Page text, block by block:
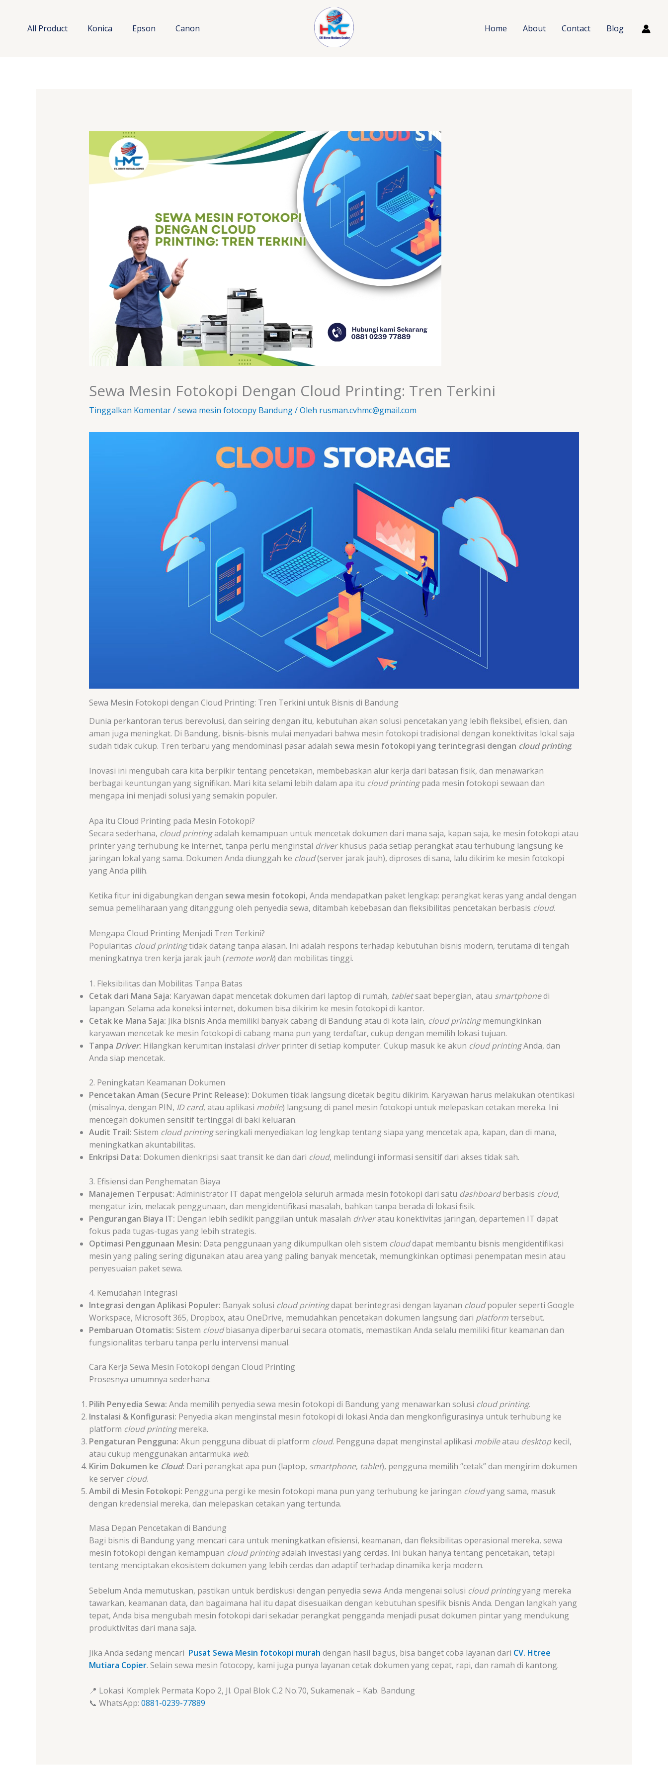
All Product Konica Epson Canon Home About Contact Blog
Sewa Mesin Fotokopi Dengan Cloud Printing: Tren Terkini
Tinggalkan Komentar/sewa mesin fotocopy Bandung/ Oleh rusman.cvhmc@gmail.com
Sewa Mesin Fotokopi dengan Cloud Printing: Tren Terkini untuk Bisnis di Bandung
Dunia perkantoran terus berevolusi, dan seiring dengan itu, kebutuhan akan solusi pencetakan yang lebih fleksibel, efisien, dan
aman juga meningkat. Di Bandung, bisnis-bisnis mulai menyadari bahwa mesin fotokopi tradisional dengan konektivitas lokal saja
sudah tidak cukup. Tren terbaru yang mendominasi pasar adalah sewa mesin fotokopi yang terintegrasi dengan cloud printing.
Inovasi ini mengubah cara kita berpikir tentang pencetakan, membebaskan alur kerja dari batasan fisik, dan menawarkan
berbagai keuntungan yang signifikan. Mari kita selami lebih dalam apa itu cloud printingpada mesin fotokopi sewaan dan
mengapa ini menjadi solusi yang semakin populer.
Apa itu Cloud Printing pada Mesin Fotokopi?
Secara sederhana, cloud printingadalah kemampuan untuk mencetak dokumen dari mana saja, kapan saja, ke mesin fotokopi atau
printer yang terhubung ke internet, tanpa perlu menginstal driverkhusus pada setiap perangkat atau terhubung langsung ke
jaringan lokal yang sama. Dokumen Anda diunggah ke cloud(server jarak jauh), diproses di sana, lalu dikirim ke mesin fotokopi
yang Anda pilih.
Ketika fitur ini digabungkan dengan sewa mesin fotokopi, Anda mendapatkan paket lengkap: perangkat keras yang andal dengan
semua pemeliharaan yang ditanggung oleh penyedia sewa, ditambah kebebasan dan fleksibilitas pencetakan berbasis cloud.
Mengapa Cloud Printing Menjadi Tren Terkini?
Popularitas cloud printingtidak datang tanpa alasan. Ini adalah respons terhadap kebutuhan bisnis modern, terutama di tengah
meningkatnya tren kerja jarak jauh (remote work) dan mobilitas tinggi.
1. Fleksibilitas dan Mobilitas Tanpa Batas
Cetak dari Mana Saja: Karyawan dapat mencetak dokumen dari laptop di rumah, tabletsaat bepergian, atau smartphonedi
lapangan. Selama ada koneksi internet, dokumen bisa dikirim ke mesin fotokopi di kantor.
Cetak ke Mana Saja: Jika bisnis Anda memiliki banyak cabang di Bandung atau di kota lain, cloud printingmemungkinkan
karyawan mencetak ke mesin fotokopi di cabang mana pun yang terdaftar, cukup dengan memilih lokasi tujuan.
Tanpa Driver: Hilangkan kerumitan instalasi driverprinter di setiap komputer. Cukup masuk ke akun cloud printingAnda, dan
Anda siap mencetak.
2. Peningkatan Keamanan Dokumen
Pencetakan Aman (Secure Print Release): Dokumen tidak langsung dicetak begitu dikirim. Karyawan harus melakukan otentikasi
(misalnya, dengan PIN, ID card, atau aplikasi mobile) langsung di panel mesin fotokopi untuk melepaskan cetakan mereka. Ini
mencegah dokumen sensitif tertinggal di baki keluaran.
Audit Trail: Sistem cloud printingseringkali menyediakan log lengkap tentang siapa yang mencetak apa, kapan, dan di mana,
meningkatkan akuntabilitas.
Enkripsi Data: Dokumen dienkripsi saat transit ke dan dari cloud, melindungi informasi sensitif dari akses tidak sah.
3. Efisiensi dan Penghematan Biaya
Manajemen Terpusat: Administrator IT dapat mengelola seluruh armada mesin fotokopi dari satu dashboardberbasis cloud,
mengatur izin, melacak penggunaan, dan mengidentifikasi masalah, bahkan tanpa berada di lokasi fisik.
Pengurangan Biaya IT: Dengan lebih sedikit panggilan untuk masalah driveratau konektivitas jaringan, departemen IT dapat
fokus pada tugas-tugas yang lebih strategis.
Optimasi Penggunaan Mesin: Data penggunaan yang dikumpulkan oleh sistem clouddapat membantu bisnis mengidentifikasi
mesin yang paling sering digunakan atau area yang paling banyak mencetak, memungkinkan optimasi penempatan mesin atau
penyesuaian paket sewa.
4. Kemudahan Integrasi
Integrasi dengan Aplikasi Populer: Banyak solusi cloud printingdapat berintegrasi dengan layanan cloudpopuler seperti Google
Workspace, Microsoft 365, Dropbox, atau OneDrive, memudahkan pencetakan dokumen langsung dari platformtersebut.
Pembaruan Otomatis: Sistem cloudbiasanya diperbarui secara otomatis, memastikan Anda selalu memiliki fitur keamanan dan
fungsionalitas terbaru tanpa perlu intervensi manual.
Cara Kerja Sewa Mesin Fotokopi dengan Cloud Printing
Prosesnya umumnya sederhana:
Pilih Penyedia Sewa: Anda memilih penyedia sewa mesin fotokopi di Bandung yang menawarkan solusi cloud printing.
Instalasi & Konfigurasi: Penyedia akan menginstal mesin fotokopi di lokasi Anda dan mengkonfigurasinya untuk terhubung ke
platform cloud printingmereka.
Pengaturan Pengguna: Akun pengguna dibuat di platform cloud. Pengguna dapat menginstal aplikasi mobileatau desktopkecil,
atau cukup menggunakan antarmuka web.
Kirim Dokumen ke Cloud: Dari perangkat apa pun (laptop, smartphone, tablet), pengguna memilih “cetak” dan mengirim dokumen
ke server cloud.
Ambil di Mesin Fotokopi: Pengguna pergi ke mesin fotokopi mana pun yang terhubung ke jaringan cloudyang sama, masuk
dengan kredensial mereka, dan melepaskan cetakan yang tertunda.
Masa Depan Pencetakan di Bandung
Bagi bisnis di Bandung yang mencari cara untuk meningkatkan efisiensi, keamanan, dan fleksibilitas operasional mereka, sewa
mesin fotokopi dengan kemampuan cloud printingadalah investasi yang cerdas. Ini bukan hanya tentang pencetakan, tetapi
tentang menciptakan ekosistem dokumen yang lebih cerdas dan adaptif terhadap dinamika kerja modern.
Sebelum Anda memutuskan, pastikan untuk berdiskusi dengan penyedia sewa Anda mengenai solusi cloud printingyang mereka
tawarkan, keamanan data, dan bagaimana hal itu dapat disesuaikan dengan kebutuhan spesifik bisnis Anda. Dengan langkah yang
tepat, Anda bisa mengubah mesin fotokopi dari sekadar perangkat pengganda menjadi pusat dokumen pintar yang mendukung
produktivitas dari mana saja.
Jika Anda sedang mencari Pusat Sewa Mesin fotokopi murah dengan hasil bagus, bisa banget coba layanan dari CV. Htree
Mutiara Copier. Selain sewa mesin fotocopy, kami juga punya layanan cetak dokumen yang cepat, rapi, dan ramah di kantong.
📍 Lokasi: Komplek Permata Kopo 2, Jl. Opal Blok C.2 No.70, Sukamenak – Kab. Bandung
📞 WhatsApp: 0881-0239-77889